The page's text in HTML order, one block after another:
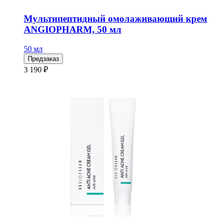
Мультипептидный омолаживающий крем
ANGIOPHARM, 50 мл
50 мл
Предзаказ
3 190 ₽